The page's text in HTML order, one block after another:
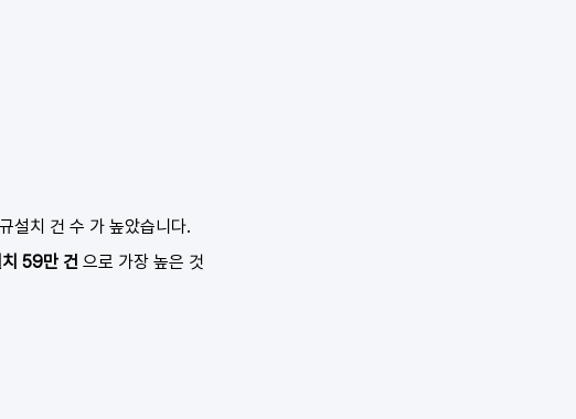
설치 건 수 가 높았습니다.
59만 건 으로 가장 높은 것